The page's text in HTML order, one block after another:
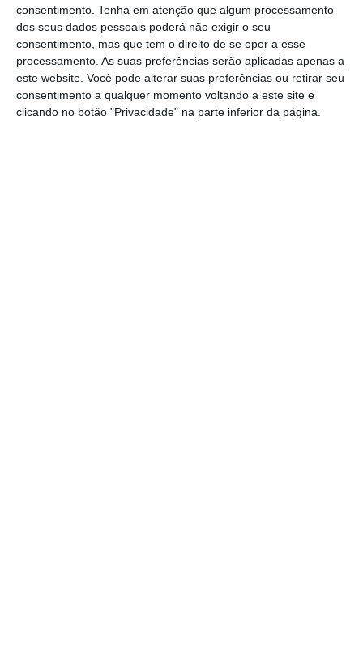
consentimento. Tenha em atenção que algum processamento
dos seus dados pessoais poderá não exigir o seu
consentimento, mas que tem o direito de se opor a esse
processamento. As suas preferências serão aplicadas apenas a
este website. Você pode alterar suas preferências ou retirar seu
consentimento a qualquer momento voltando a este site e
clicando no botão "Privacidade" na parte inferior da página.
opinião que conta, às reportagens e
especiais que mostram o outro lado da
história.
Esta assinatura é uma forma de apoiar
o ECO e os seus jornalistas. A nossa